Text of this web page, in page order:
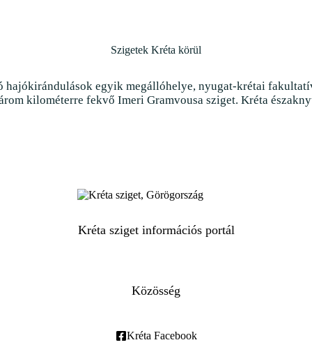
Szigetek Kréta körül
hajókirándulások egyik megállóhelye, nyugat-krétai
kilométerre fekvő Imeri Gramvousa sziget. Kréta
Kréta sziget információs portál
Közösség
Kréta Facebook